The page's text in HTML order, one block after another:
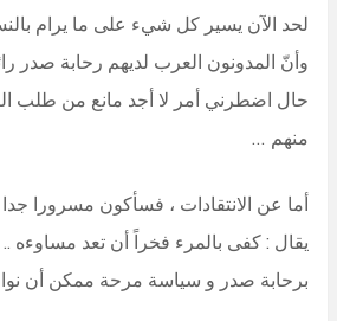
لحد الآن يسير كل شيء على ما يرام
وأنّ المدونون العرب لديهم رحابة صدر
حال اضطرني أمر لا أجد مانع من طلب
منهم …
أما عن الانتقادات ، فسأكون مسرورا جدا
يقال : كفى بالمرء فخراً أن تعد مساوءه
برحابة صدر و سياسة مرحة ممكن أن